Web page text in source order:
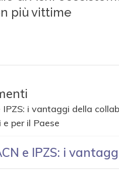
i vantaggi della
per il Paese
e IPZS: i